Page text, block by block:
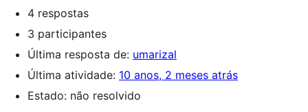
4 respostas
3 participantes
Última resposta de: umarizal
Última atividade: 10 anos, 2 meses atrás
Estado: não resolvido